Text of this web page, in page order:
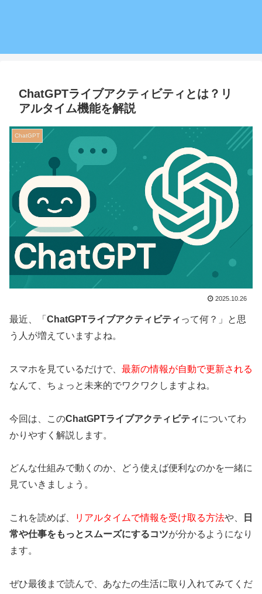
ChatGPTライブアクティビティとは？リ
アルタイム機能を解説
ChatGPT
2025.10.26
最近、「 ChatGPTライブアクティビティ って何？」と思
う人が増えていますよね。
スマホを見ているだけで、 最新の情報が自動で更新される
なんて、ちょっと未来的でワクワクしますよね。
今回は、このChatGPTライブアクティビティについてわ
かりやすく解説します。
どんな仕組みで動くのか、どう使えば便利なのかを一緒に
見ていきましょう。
これを読めば、 リアルタイムで情報を受け取る方法や、
日
常や仕事をもっとスムーズにするコツが分かるようになり
ます。
ぜひ最後まで読んで、あなたの生活に取り入れてみてくだ